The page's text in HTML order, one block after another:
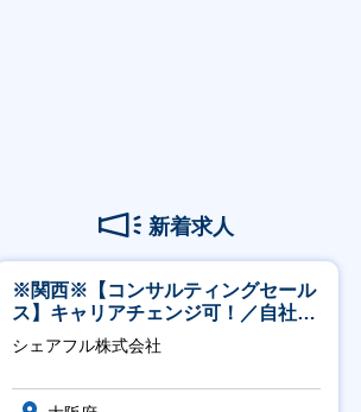
新着求人
※関西※【コンサルティングセール
ス】キャリアチェンジ可！／自社サ
ービス『シェアフル』の営業
シェアフル株式会社